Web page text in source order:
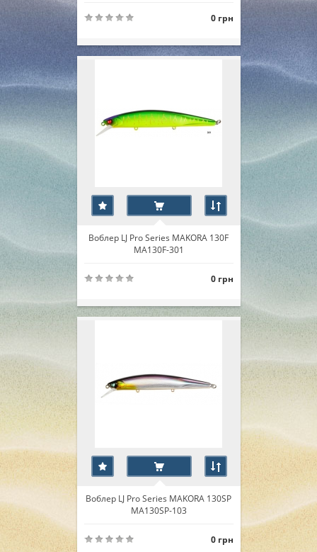
0 грн
Воблер LJ Pro Series MAKORA 130F
MA130F-301
0 грн
Воблер LJ Pro Series MAKORA 130SP
MA130SP-103
0 грн